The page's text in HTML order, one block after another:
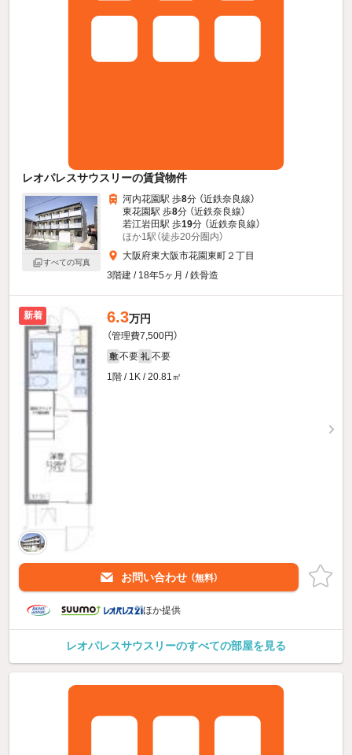
レオパレスサウスリーの賃貸物件
すべての写真
河内花園駅 歩8分 （近鉄奈良線）
東花園駅 歩8分 （近鉄奈良線）
若江岩田駅 歩19分 （近鉄奈良線）
ほか1駅（徒歩20分圏内）
大阪府東大阪市花園東町２丁目
3階建 / 18年5ヶ月 / 鉄骨造
新着 6.3万円
（管理費7,500円）
敷 不要 礼 不要
1階 / 1K / 20.81㎡
お問い合わせ （無料）
ほか提供
レオパレスサウスリーのすべての部屋を見る